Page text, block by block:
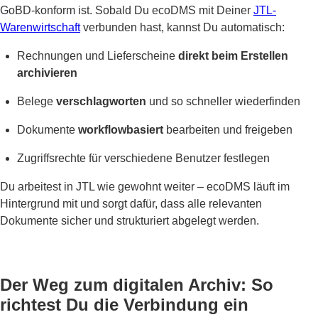
GoBD-konform ist. Sobald Du ecoDMS mit Deiner JTL-
Warenwirtschaftverbunden hast, kannst Du automatisch:
Rechnungen und Lieferscheine direkt beim Erstellen
archivieren
Belege verschlagworten und so schneller wiederfinden
Dokumente workflowbasiert bearbeiten und freigeben
Zugriffsrechte für verschiedene Benutzer festlegen
Du arbeitest in JTL wie gewohnt weiter – ecoDMS läuft im
Hintergrund mit und sorgt dafür, dass alle relevanten
Dokumente sicher und strukturiert abgelegt werden.
Der Weg zum digitalen Archiv: So
richtest Du die Verbindung ein